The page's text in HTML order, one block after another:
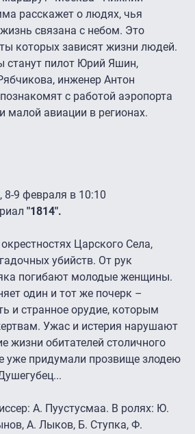
расскажет о людях, чья
связана с небом. Это
которых зависят жизни людей.
станут пилот Юрий Яшин,
инженер Антон
с работой аэропорта
малой авиации в регионах.
8-9 февраля в 10:10
"1814".
Царского Села,
убийств. От рук
погибают молодые женщины.
один и тот же почерк –
и странное орудие, которым
Ужас и истерия нарушают
жизни обитателей столичного
уже придумали прозвище злодею
А. Пуустусмаа. В ролях: Ю.
А. Лыков, Б. Ступка, Ф.